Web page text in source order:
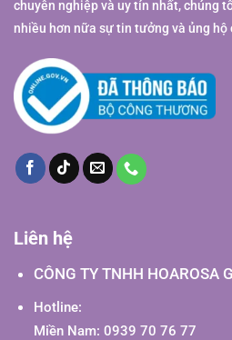
chuyên nghiệp và uy tín nhất, chúng
nhiều hơn nữa sự tin tưởng và ủng hộ
Liên hệ
CÔNG TY TNHH HOAROSA
Hotline:
Miền Nam: 0939 70 76 77